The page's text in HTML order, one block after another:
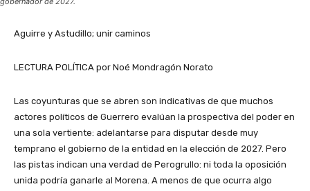
Aguirre y Astudillo; unir caminos
LECTURA POLÍTICA por Noé Mondragón Norato
Las coyunturas que se abren son indicativas de que muchos
actores políticos de Guerrero evalúan la prospectiva del poder en
una sola vertiente: adelantarse para disputar desde muy
temprano el gobierno de la entidad en la elección de 2027. Pero
las pistas indican una verdad de Perogrullo: ni toda la oposición
unida podría ganarle al Morena. A menos de que ocurra algo